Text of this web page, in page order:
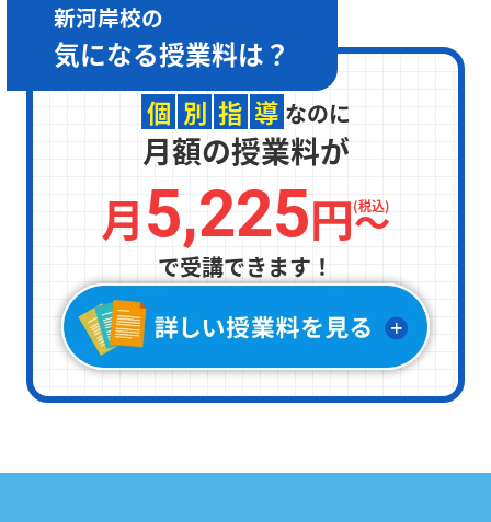
新河岸校の
気になる授業料は？
個 別 指 導 なのに
月額の授業料が
月5,225円〜
(税込)
で受講できます！